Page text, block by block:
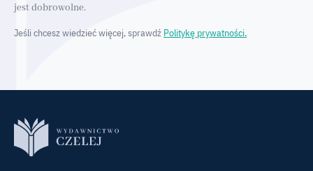
jest dobrowolne.
Jeśli chcesz wiedzieć więcej, sprawdź Politykę prywatności.